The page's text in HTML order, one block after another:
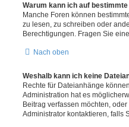
Warum kann ich auf
Manche Foren können
zu lesen, zu schreiben oder
Berechtigungen. Fragen Sie
Nach oben
Weshalb kann ich keine
Rechte für Dateianhänge
Administration hat es
Beitrag verfassen möchten,
Administrator kontaktieren, falls